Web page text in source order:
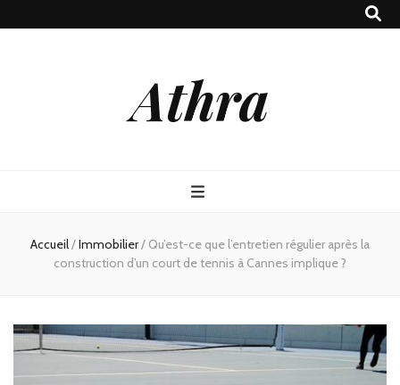
Athra
Accueil/Immobilier/ Qu’est-ce que l’entretien régulier après la
construction d’un court de tennis à Cannes implique ?